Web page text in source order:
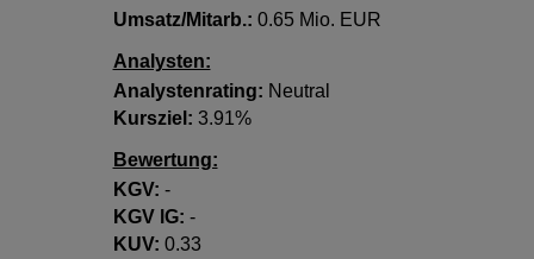
Umsatz/Mitarb.: 0.65 Mio. EUR
Analysten:
Analystenrating: Neutral
Kursziel: 3.91%
Bewertung:
KGV: -
KGV lG: -
KUV: 0.33